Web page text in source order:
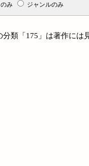
み ジャンルのみ
分類「175」は著作には